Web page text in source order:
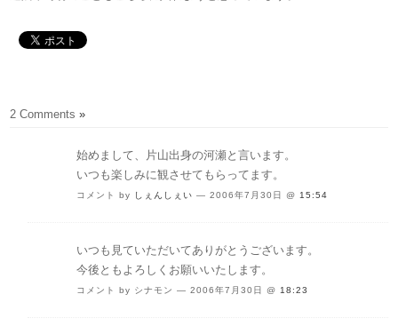
2 Comments»
始めまして、片山出身の河瀬と言います。
いつも楽しみに観させてもらってます。
コメント by しぇんしぇい — 2006年7月30日 @ 15:54
いつも見ていただいてありがとうございます。
今後ともよろしくお願いいたします。
コメント by シナモン — 2006年7月30日 @ 18:23